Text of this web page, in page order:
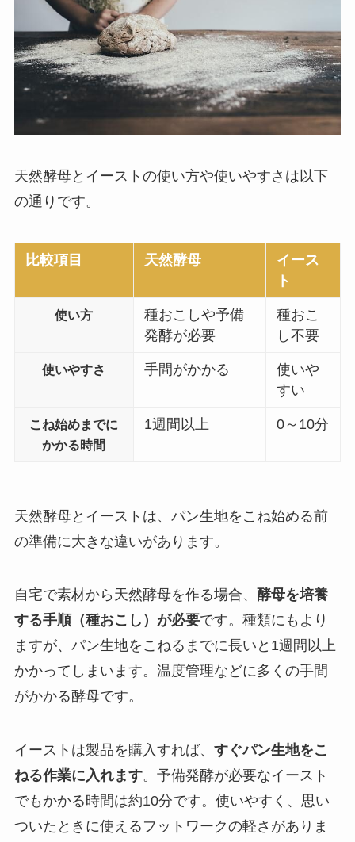
天然酵母とイーストの使い方や使いやすさは以下
の通りです。
比較項目 天然酵母
イース
ト
使い方
種おこしや予備
発酵が必要
種おこ
し不要
使いやすさ 手間がかかる
使いや
すい
こね始めまでに
かかる時間
1週間以上 0～10分
天然酵母とイーストは、パン生地をこね始める前
の準備に大きな違いがあります。
自宅で素材から天然酵母を作る場合、 酵母を培養
する手順（種おこし）が必要です。種類にもより
ますが、パン生地をこねるまでに長いと1週間以上
かかってしまいます。温度管理などに多くの手間
がかかる酵母です。
イーストは製品を購入すれば、 すぐパン生地をこ
ねる作業に入れます。予備発酵が必要なイースト
でもかかる時間は約10分です。使いやすく、思い
ついたときに使えるフットワークの軽さがありま